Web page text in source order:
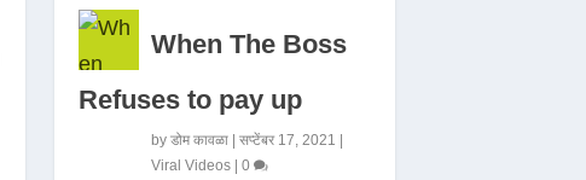
When The Boss
Refuses to pay up
by डोम कावळा| सप्टेंबर 17, 2021
Viral Videos| 0